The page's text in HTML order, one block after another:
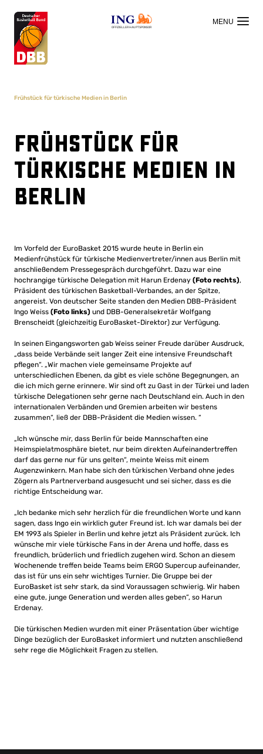
OFFIZIELLER HAUPTSPONSOR
Frühstück für türkische Medien in Berlin
Frühstück für
türkische Medien in
Berlin
Im Vorfeld der EuroBasket 2015 wurde heute in Berlin ein
Medienfrühstück für türkische Medienvertreter/innen aus Berlin mit
anschließendem Pressegespräch durchgeführt. Dazu war eine
hochrangige türkische Delegation mit Harun Erdenay (Foto rechts),
Präsident des türkischen Basketball-Verbandes, an der Spitze,
angereist. Von deutscher Seite standen den Medien DBB-Präsident
Ingo Weiss (Foto links) und DBB-Generalsekretär Wolfgang
Brenscheidt (gleichzeitig EuroBasket-Direktor) zur Verfügung.
In seinen Eingangsworten gab Weiss seiner Freude darüber Ausdruck,
„dass beide Verbände seit langer Zeit eine intensive Freundschaft
pflegen“. „Wir machen viele gemeinsame Projekte auf
unterschiedlichen Ebenen, da gibt es viele schöne Begegnungen, an
die ich mich gerne erinnere. Wir sind oft zu Gast in der Türkei und laden
türkische Delegationen sehr gerne nach Deutschland ein. Auch in den
internationalen Verbänden und Gremien arbeiten wir bestens
zusammen“, ließ der DBB-Präsident die Medien wissen. “
„Ich wünsche mir, dass Berlin für beide Mannschaften eine
Heimspielatmosphäre bietet, nur beim direkten Aufeinandertreffen
darf das gerne nur für uns gelten“, meinte Weiss mit einem
Augenzwinkern. Man habe sich den türkischen Verband ohne jedes
Zögern als Partnerverband ausgesucht und sei sicher, dass es die
richtige Entscheidung war.
„Ich bedanke mich sehr herzlich für die freundlichen Worte und kann
sagen, dass Ingo ein wirklich guter Freund ist. Ich war damals bei der
EM 1993 als Spieler in Berlin und kehre jetzt als Präsident zurück. Ich
wünsche mir viele türkische Fans in der Arena und hoffe, dass es
freundlich, brüderlich und friedlich zugehen wird. Schon an diesem
Wochenende treffen beide Teams beim ERGO Supercup aufeinander,
das ist für uns ein sehr wichtiges Turnier. Die Gruppe bei der
EuroBasket ist sehr stark, da sind Voraussagen schwierig. Wir haben
eine gute, junge Generation und werden alles geben“, so Harun
Erdenay.
Die türkischen Medien wurden mit einer Präsentation über wichtige
Dinge bezüglich der EuroBasket informiert und nutzten anschließend
sehr rege die Möglichkeit Fragen zu stellen.